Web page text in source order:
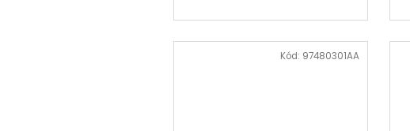
Kód: 97480301AA